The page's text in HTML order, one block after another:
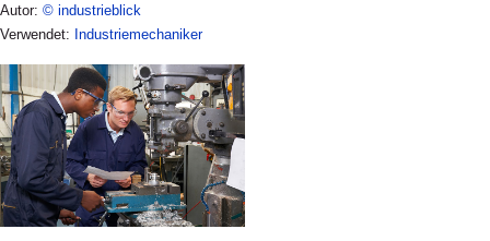
Autor: © industrieblick
Verwendet: Industriemechaniker